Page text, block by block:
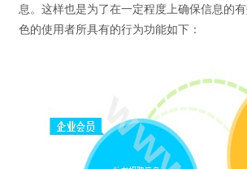
息。这样也是为了在一定程度上确保信息的
色的使用者所具有的行为功能如下：